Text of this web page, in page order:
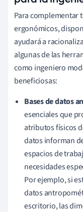
Para complementar
ergonómicos,
ayudará a
algunas de las
como ingeniero
beneficiosas:
Bases de datos
esenciales que
atributos físicos
datos informan
espacios de
necesidades
Por ejemplo, si
datos
escritorio, las